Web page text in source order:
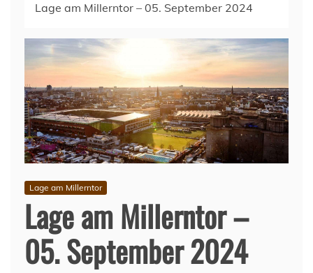
Lage am Millerntor – 05. September 2024
Lage am Millerntor
Lage am Millerntor –
05. September 2024